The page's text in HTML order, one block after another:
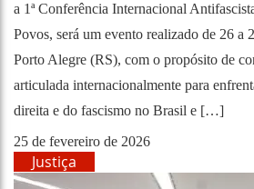
a 1ª Conferência Internacional
Povos, será um evento realizado de 26 a
Porto Alegre (RS), com o propósito de
articulada internacionalmente para
direita e do fascismo no Brasil e […]
25 de fevereiro de 2026
Justiça